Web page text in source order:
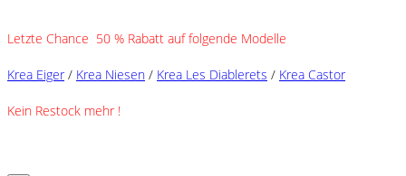
Letzte Chance 50 % Rabatt auf folgende Modelle
Krea Eiger / Krea Niesen / Krea Les Diablerets / Krea Castor
Kein Restock mehr !